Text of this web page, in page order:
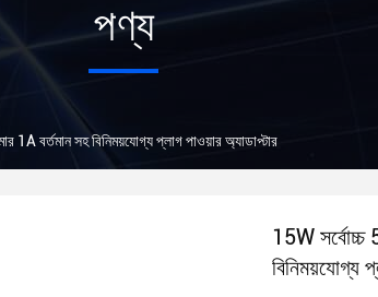
পণ্য
1A বর্তমান সহ বিনিময়যোগ্য প্লাগ পাওয়ার অ্যাডাপ্টার
15W সর্বোচ্চ
বিনিময়যোগ্য